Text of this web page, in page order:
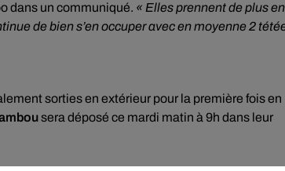
dans un communiqué. « Elles prennent de plus en
de bien s’en occuper avec en moyenne 2
sorties en extérieur pour la première fois en
sera déposé ce mardi matin à 9h dans leur